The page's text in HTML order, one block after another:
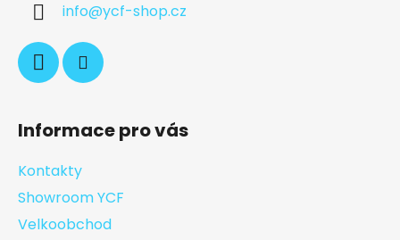
info@ycf-shop.cz
Informace pro vás
Kontakty
Showroom YCF
Velkoobchod